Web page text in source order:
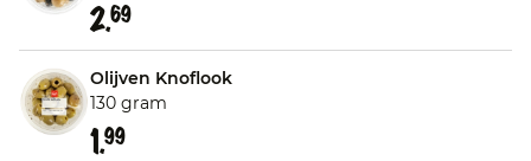
2.69
Olijven Knoflook
130 gram
1.99